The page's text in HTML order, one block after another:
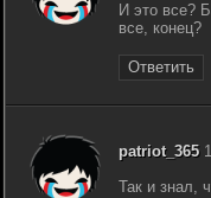
И это все?
все, конец?
Ответить
patriot_365
Так и знал,